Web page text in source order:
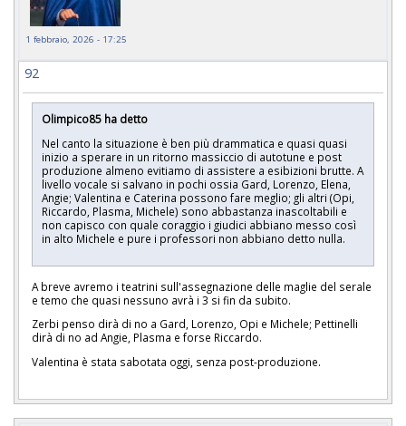
1 febbraio, 2026 - 17:25
92
Olimpico85 ha detto
Nel canto la situazione è ben più drammatica e quasi quasi
inizio a sperare in un ritorno massiccio di autotune e post
produzione almeno evitiamo di assistere a esibizioni brutte. A
livello vocale si salvano in pochi ossia Gard, Lorenzo, Elena,
Angie; Valentina e Caterina possono fare meglio; gli altri (Opi,
Riccardo, Plasma, Michele) sono abbastanza inascoltabili e
non capisco con quale coraggio i giudici abbiano messo così
in alto Michele e pure i professori non abbiano detto nulla.
A breve avremo i teatrini sull'assegnazione delle maglie del serale
e temo che quasi nessuno avrà i 3 si fin da subito.
Zerbi penso dirà di no a Gard, Lorenzo, Opi e Michele; Pettinelli
dirà di no ad Angie, Plasma e forse Riccardo.
Valentina è stata sabotata oggi, senza post-produzione.